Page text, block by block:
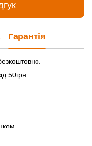
Гарантія
50грн.